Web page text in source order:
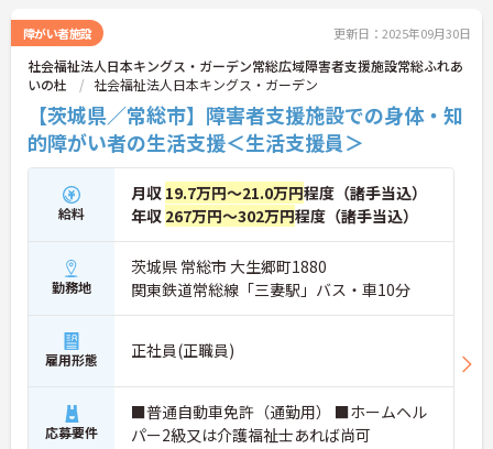
障がい者施設 更新日：2025年09月30日
社会福祉法人日本キングス・ガーデン常総広域障害者支援施設常総ふれあ
いの杜
社会福祉法人日本キングス・ガーデン
【茨城県／常総市】障害者支援施設での身体・知
的障がい者の生活支援＜生活支援員＞
給料
月収 19.7万円～21.0万円程度（諸手当込）
年収 267万円～302万円程度（諸手当込）
勤務地
茨城県 常総市 大生郷町1880
関東鉄道常総線「三妻駅」バス・車10分
雇用形態 正社員(正職員)
応募要件
■普通自動車免許（通勤用） ■ホームヘル
パー2級又は介護福祉士あれば尚可